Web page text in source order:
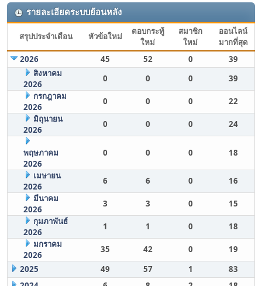
รายละเอียดระบบย้อนหลัง
สรุปประจำเดือน หัวข้อใหม่
ตอบกระทู้
ใหม่
สมาชิก
ใหม่
ออนไลน์
มากที่สุด
2026
45 52 0
39
สิงหาคม
2026
0 0 0
39
กรกฎาคม
2026
0 0 0
22
มิถุนายน
2026
0 0 0 24
พฤษภาคม
2026
0 0 0 18
เมษายน
2026
6 6 0
16
มีนาคม
2026
3 3 0
15
กุมภาพันธ์
2026
1 1 0
18
มกราคม
2026
35 42 0
19
2025
49 57 1
83